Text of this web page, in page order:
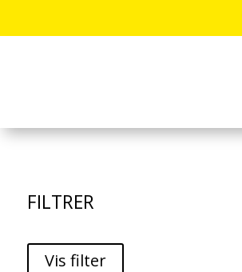
FILTRER
Vis filter